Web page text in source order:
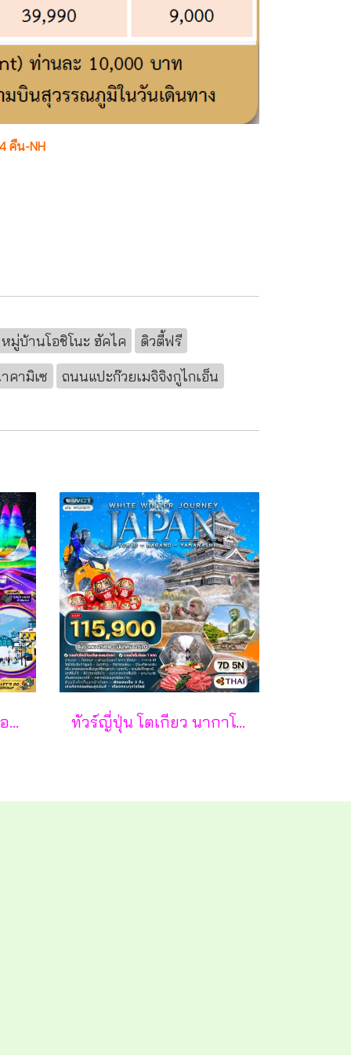
คืน-NH
หมู่บ้านโอชิโนะ ฮัคไค
ดิวตี้ฟรี
คามิเซ
ถนนแปะก๊วยเมจิจิงกูไกเอ็น
ฮาร์บิน เหิงเต้าเหอจื่อ ไอซ์ แอนด์ สโนว์ เวิล์ด 7 วัน 5 คืน-XJ ทัวร์ญี่ปุ่น โตเกียว นากาโน่ ยามานาชิ 7 วัน - TG